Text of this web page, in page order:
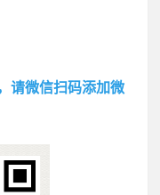
请微信扫码添加微